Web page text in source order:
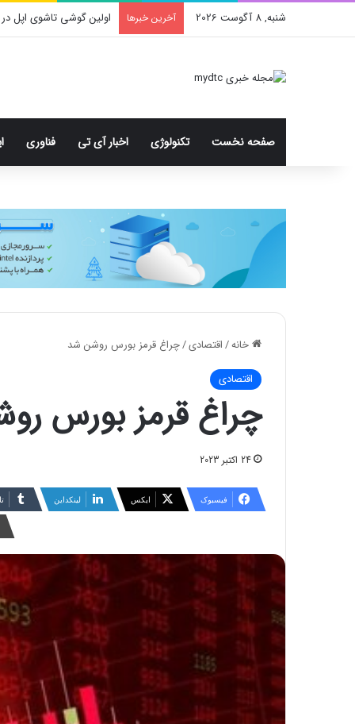
شنبه, 8 آگوست 2026 آخرین خبرها اولین گوشی تاشوی اپل
صفحه نخست تکنولوژی اخبار آی تی فناوری
خانه/اقتصادی/چراغ قرمز بورس روشن شد
اقتصادی
چراغ قرمز بورس
24 اکتبر 2023
فیسبوک ایکس لینکداین